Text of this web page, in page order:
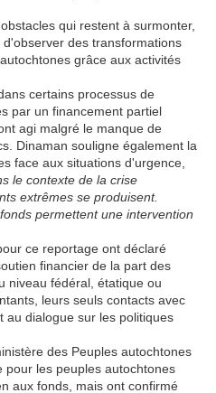
qui restent à surmonter,
des transformations
grâce aux activités
certains processus de
par un financement partiel
agi malgré le manque de
Dinaman souligne également la
face aux situations d'urgence,
le contexte de la crise
extrêmes se produisent.
permettent une intervention
ce reportage ont déclaré
financier de la part des
niveau fédéral, étatique ou
leurs seuls contacts avec
au dialogue sur les politiques
des Peuples autochtones
pour les peuples autochtones
aux fonds, mais ont confirmé